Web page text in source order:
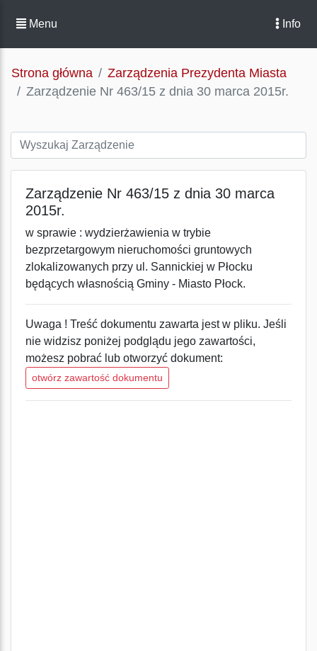
Menu Info
Strona główna
Zarządzenia Prezydenta Miasta
Zarządzenie Nr 463/15 z dnia 30 marca 2015r.
Zarządzenie Nr 463/15 z dnia 30 marca
2015r.
w sprawie : wydzierżawienia w trybie
bezprzetargowym nieruchomości gruntowych
zlokalizowanych przy ul. Sannickiej w Płocku
będących własnością Gminy - Miasto Płock.
Uwaga ! Treść dokumentu zawarta jest w pliku. Jeśli
nie widzisz poniżej podglądu jego zawartości,
możesz pobrać lub otworzyć dokument:
otwórz zawartość dokumentu